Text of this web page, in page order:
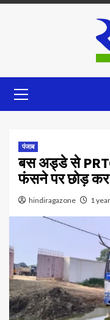
पंजाब
बस अड्डे से
फंसने पर छोड़ कर
hindiragazone 1